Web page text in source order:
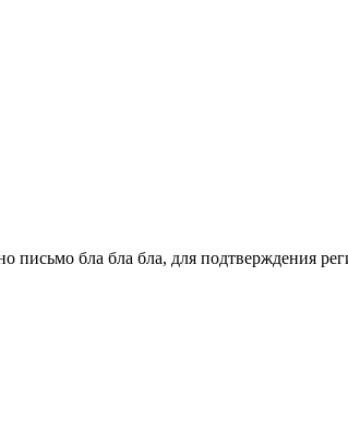
письмо бла бла бла, для подтверждения